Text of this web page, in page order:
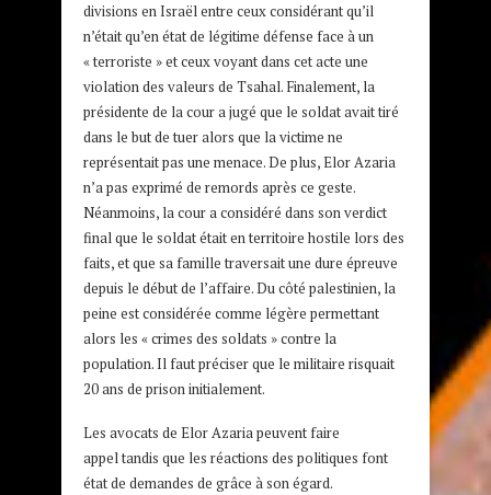
divisions en Israël entre ceux considérant qu’il
n’était qu’en état de légitime défense face à un
« terroriste » et ceux voyant dans cet acte une
violation des valeurs de Tsahal. Finalement, la
présidente de la cour a jugé que le soldat avait tiré
dans le but de tuer alors que la victime ne
représentait pas une menace. De plus, Elor Azaria
n’a pas exprimé de remords après ce geste.
Néanmoins, la cour a considéré dans son verdict
final que le soldat était en territoire hostile lors des
faits, et que sa famille traversait une dure épreuve
depuis le début de l’affaire. Du côté palestinien, la
peine est considérée comme légère permettant
alors les « crimes des soldats » contre la
population. Il faut préciser que le militaire risquait
20 ans de prison initialement.
Les avocats de Elor Azaria peuvent faire
appel tandis que les réactions des politiques font
état de demandes de grâce à son égard.